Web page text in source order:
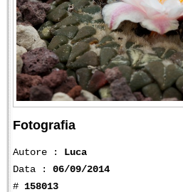
Fotografia
Autore : Luca
Data : 06/09/2014
# 158013